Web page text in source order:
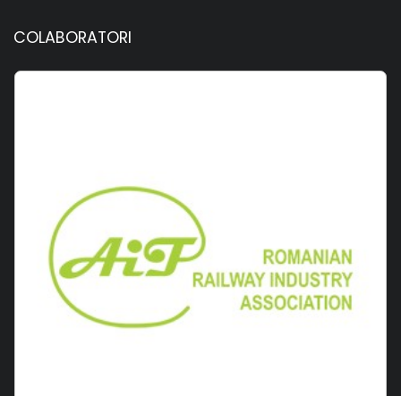
COLABORATORI